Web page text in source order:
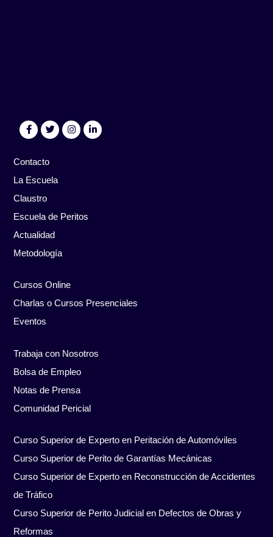
Contacto
La Escuela
Claustro
Escuela de Peritos
Actualidad
Metodología
Cursos Online
Charlas o Cursos Presenciales
Eventos
Trabaja con Nosotros
Bolsa de Empleo
Notas de Prensa
Comunidad Pericial
Curso Superior de Experto en Peritación de Automóviles
Curso Superior de Perito de Garantías Mecánicas
Curso Superior de Experto en Reconstrucción de Accidentes
de Tráfico
Curso Superior de Perito Judicial en Defectos de Obras y
Reformas